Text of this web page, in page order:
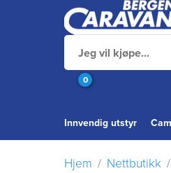
0
Innvendig utstyr
Hjem Nettbutikk